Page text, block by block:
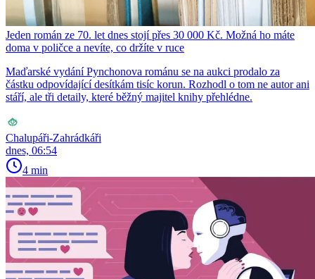
Jeden román ze 70. let dnes stojí přes 30 000 Kč. Možná ho máte
doma v poličce a nevíte, co držíte v ruce
Maďarské vydání Pynchonova románu se na aukci prodalo za
částku odpovídající desítkám tisíc korun. Rozhodl o tom ne autor ani
stáří, ale tři detaily, které běžný majitel knihy přehlédne.
Chalupáři-Zahrádkáři
dnes, 06:54
4 min